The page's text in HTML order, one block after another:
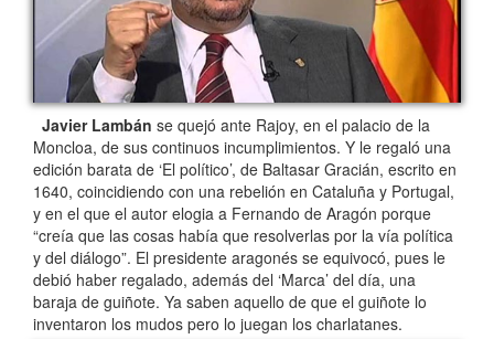
Javier Lambán se quejó ante Rajoy, en el palacio de la
Moncloa, de sus continuos incumplimientos. Y le regaló una
edición barata de ‘El político’, de Baltasar Gracián, escrito en
1640, coincidiendo con una rebelión en Cataluña y Portugal,
y en el que el autor elogia a Fernando de Aragón porque
“creía que las cosas había que resolverlas por la vía política
y del diálogo”. El presidente aragonés se equivocó, pues le
debió haber regalado, además del ‘Marca’ del día, una
baraja de guiñote. Ya saben aquello de que el guiñote lo
inventaron los mudos pero lo juegan los charlatanes.